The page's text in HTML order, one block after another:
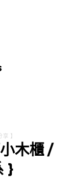
享 】
木櫃 /
}